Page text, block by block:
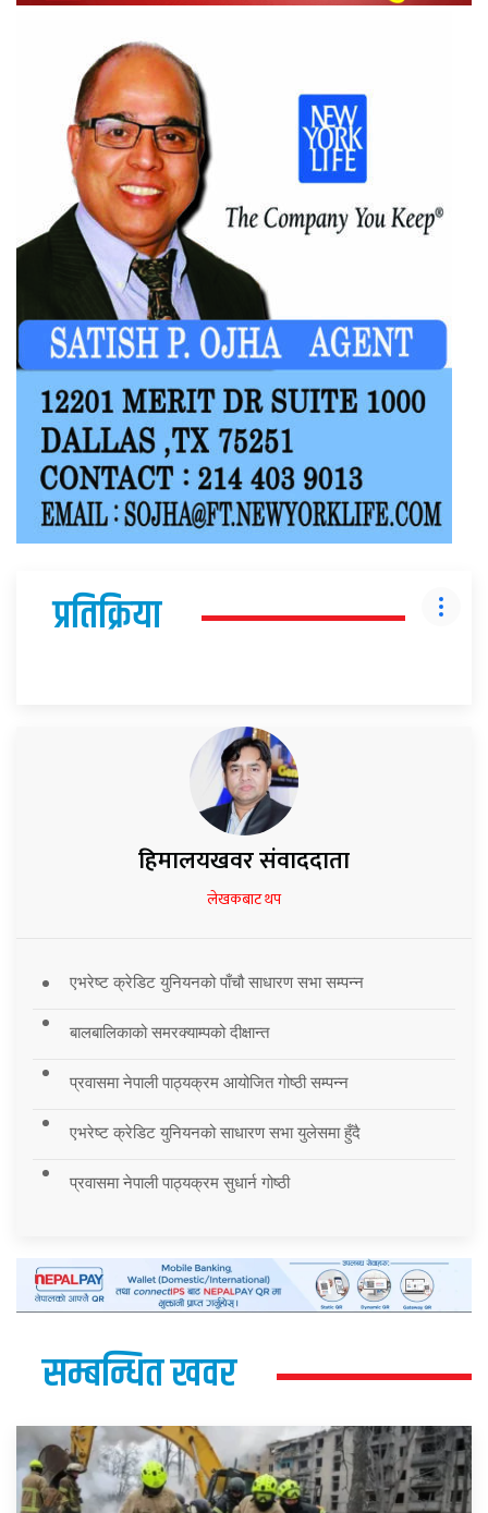
प्रतिक्रिया
हिमालयखवर संवाददाता
लेखकबाट थप
एभरेष्ट क्रेडिट युनियनको पाँचौ साधारण सभा सम्पन्न
बालबालिकाको समरक्याम्पको दीक्षान्त
प्रवासमा नेपाली पाठ्यक्रम आयोजित गोष्ठी सम्पन्न
एभरेष्ट क्रेडिट युनियनको साधारण सभा युलेसमा हुँदै
प्रवासमा नेपाली पाठ्यक्रम सुधार्न गोष्ठी
सम्बन्धित खवर